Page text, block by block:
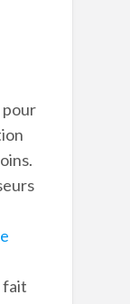
pour
fait